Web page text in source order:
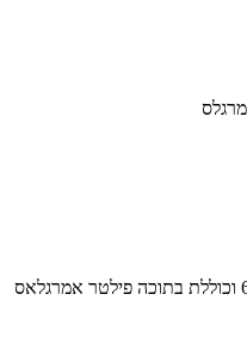
♦ מסגרת של קופסת קרטון בגודל 38*62 וכוללת בתוכה פילטר אמרגלאס